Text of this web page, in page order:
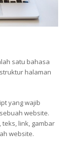
satu bahasa
halaman
yang wajib
website.
link, gambar
website.